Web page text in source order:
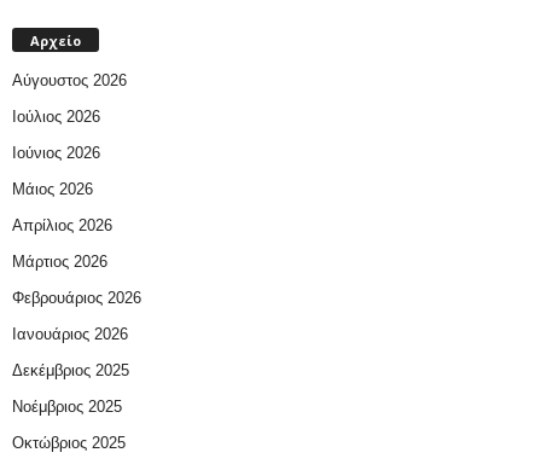
Αρχείο
Αύγουστος 2026
Ιούλιος 2026
Ιούνιος 2026
Μάιος 2026
Απρίλιος 2026
Μάρτιος 2026
Φεβρουάριος 2026
Ιανουάριος 2026
Δεκέμβριος 2025
Νοέμβριος 2025
Οκτώβριος 2025